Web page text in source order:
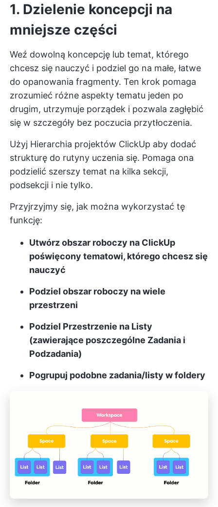
1. Dzielenie koncepcji na
mniejsze części
Weź dowolną koncepcję lub temat, którego
chcesz się nauczyć i podziel go na małe, łatwe
do opanowania fragmenty. Ten krok pomaga
zrozumieć różne aspekty tematu jeden po
drugim, utrzymuje porządek i pozwala zagłębić
się w szczegóły bez poczucia przytłoczenia.
Użyj Hierarchia projektów ClickUp aby dodać
strukturę do rutyny uczenia się. Pomaga ona
podzielić szerszy temat na kilka sekcji,
podsekcji i nie tylko.
Przyjrzyjmy się, jak można wykorzystać tę
funkcję:
Utwórz obszar roboczy na ClickUp
poświęcony tematowi, którego chcesz się
nauczyć
Podziel obszar roboczy na wiele
przestrzeni
Podziel Przestrzenie na Listy
(zawierające poszczególne Zadania i
Podzadania)
Pogrupuj podobne zadania/listy w foldery